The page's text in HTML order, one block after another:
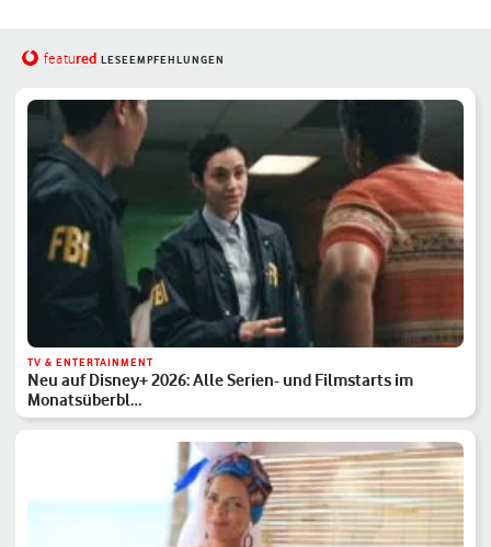
featured LESEEMPFEHLUNGEN
TV & ENTERTAINMENT
Neu auf Disney+ 2026: Alle Serien- und Filmstarts im
Monatsüberbl…